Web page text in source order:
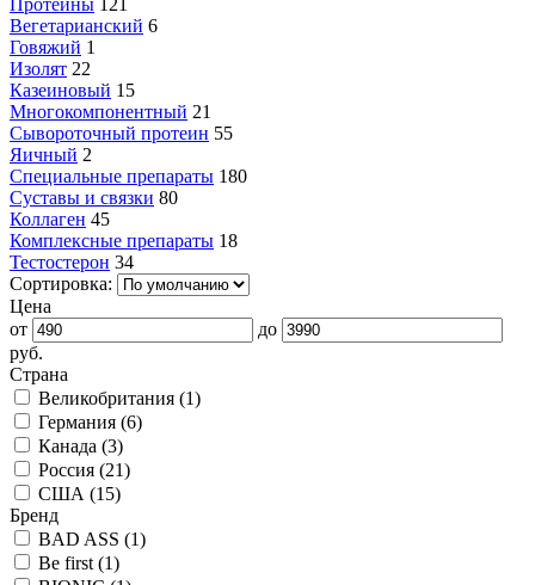
Протеины 121
Вегетарианский 6
Говяжий 1
Изолят 22
Казеиновый 15
Многокомпонентный 21
Сывороточный протеин 55
Яичный 2
Специальные препараты 180
Суставы и связки 80
Коллаген 45
Комплексные препараты 18
Тестостерон 34
Сортировка:
Цена
от
до
руб.
Страна
Великобритания (1)
Германия (6)
Канада (3)
Россия (21)
США (15)
Бренд
BAD ASS (1)
Be first (1)